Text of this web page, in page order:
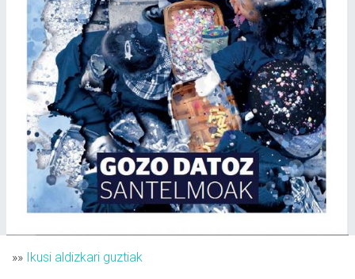
»» Ikusi aldizkari guztiak